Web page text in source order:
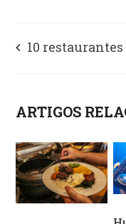
10
para celebrar o
Mães com sabor e
afeto
ARTIGOS